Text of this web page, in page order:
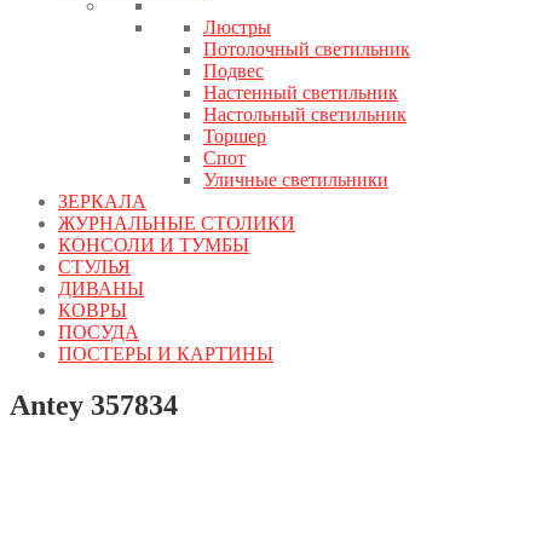
Люстры
Потолочный светильник
Подвес
Настенный светильник
Настольный светильник
Торшер
Спот
Уличные светильники
ЗЕРКАЛА
ЖУРНАЛЬНЫЕ СТОЛИКИ
КОНСОЛИ И ТУМБЫ
СТУЛЬЯ
ДИВАНЫ
КОВРЫ
ПОСУДА
ПОСТЕРЫ И КАРТИНЫ
Antey 357834